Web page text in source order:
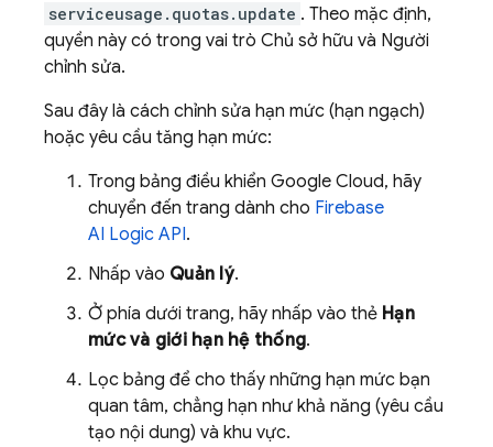
serviceusage.quotas.update . Theo mặc định,
quyền này có trong vai trò Chủ sở hữu và Người
chỉnh sửa.
Sau đây là cách chỉnh sửa hạn mức (hạn ngạch)
hoặc yêu cầu tăng hạn mức:
Trong bảng điều khiển Google Cloud, hãy
chuyển đến trang dành cho Firebase
AI Logic API.
Nhấp vào Quản lý.
Ở phía dưới trang, hãy nhấp vào thẻ Hạn
mức và giới hạn hệ thống.
Lọc bảng để cho thấy những hạn mức bạn
quan tâm, chẳng hạn như khả năng (yêu cầu
tạo nội dung) và khu vực.